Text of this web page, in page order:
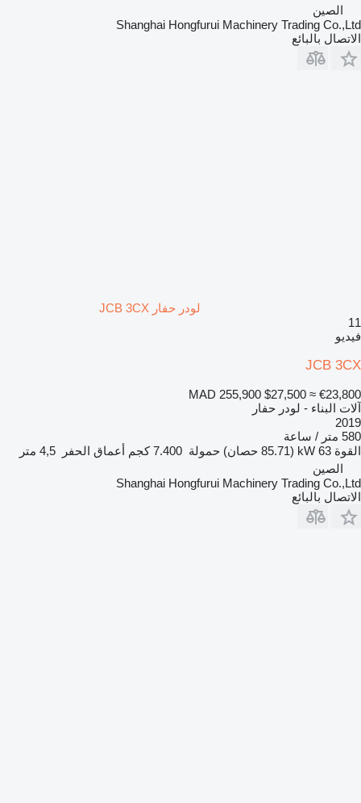
الصين
Shanghai Hongfurui Machinery Trading Co.,Ltd
الاتصال بالبائع
لودر حفار JCB 3CX
11
فيديو
JCB 3CX
MAD 255,900 $27,500 ≈ €23,800
آلات البناء - لودر حفار
2019
580 متر / ساعة
القوة 63 kW (85.71 حصان) حمولة 7.400 كجم أعماق الحفر
4,5 متر
الصين
Shanghai Hongfurui Machinery Trading Co.,Ltd
الاتصال بالبائع